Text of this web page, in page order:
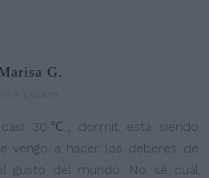
G.
casi 30℃, dormit está siendo
vengo a hacer los deberes de
gusto del mundo. No sé cuál